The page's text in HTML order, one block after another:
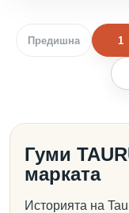
Предишна 1
Гуми
марката
Историята на